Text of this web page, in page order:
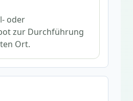
oder
zur Durchführung
Ort.